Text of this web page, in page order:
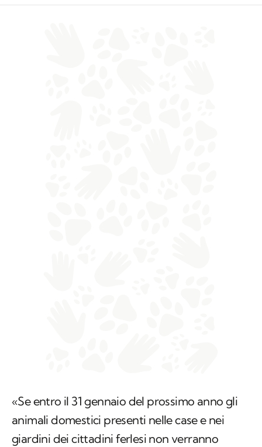
«Se entro il 31 gennaio del prossimo anno gli
animali domestici presenti nelle case e nei
giardini dei cittadini ferlesi non verranno